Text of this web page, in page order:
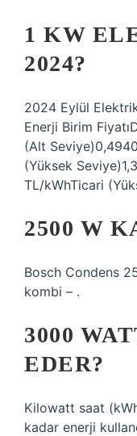
1 KW
2024?
2024 Eylül
Enerji Birim
(Alt
(Yüksek
TL/kWhTicari
2500 W
Bosch Condens
kombi – .
3000
EDER?
Kilowatt saat
kadar enerji